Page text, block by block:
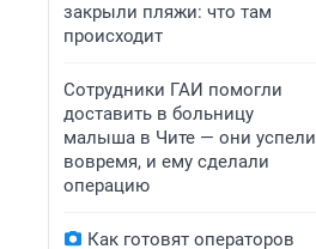
закрыли пляжи: что там
происходит
Сотрудники ГАИ помогли
доставить в больницу
малыша в Чите — они успели
вовремя, и ему сделали
операцию
Как готовят операторов